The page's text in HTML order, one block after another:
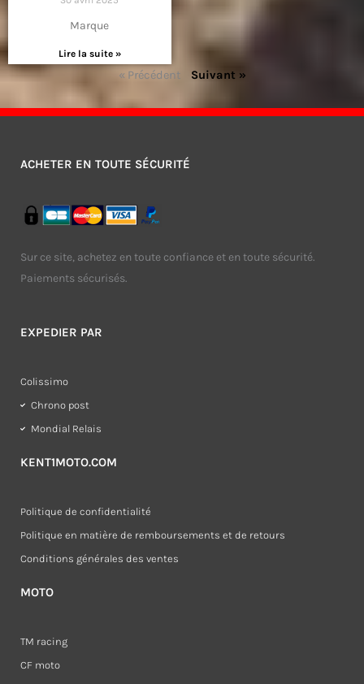
Marque
Lire la suite »
« Précédent Suivant »
MOTO
TM racing
CF moto
KENT1MOTO.COM
Politique de confidentialité
Politique en matière de remboursements et de retours
Conditions générales des ventes
EXPEDIER PAR
Colissimo
Chrono post
Mondial Relais
ACHETER EN TOUTE SÉCURITÉ
Sur ce site, achetez en toute confiance et en toute sécurité.
Paiements sécurisés.